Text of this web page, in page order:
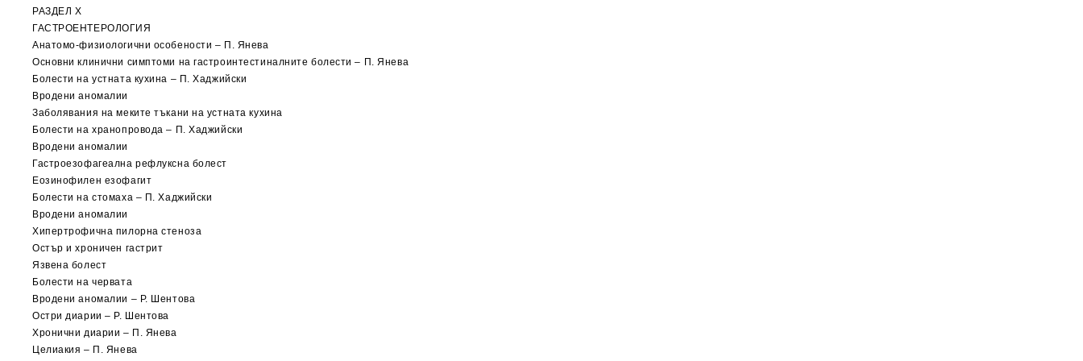
РАЗДЕЛ X
ГАСТРОЕНТЕРОЛОГИЯ
Анатомо-физиологични особености – П. Янева
Основни клинични симптоми на гастроинтестиналните болести – П. Янева
Болести на устната кухина – П. Хаджийски
Вродени аномалии
Заболявания на меките тъкани на устната кухина
Болести на хранопровода – П. Хаджийски
Вродени аномалии
Гастроезофагеална рефлуксна болест
Еозинофилен езофагит
Болести на стомаха – П. Хаджийски
Вродени аномалии
Хипертрофична пилорна стеноза
Остър и хроничен гастрит
Язвена болест
Болести на червата
Вродени аномалии – Р. Шентова
Остри диарии – Р. Шентова
Хронични диарии – П. Янева
Целиакия – П. Янева